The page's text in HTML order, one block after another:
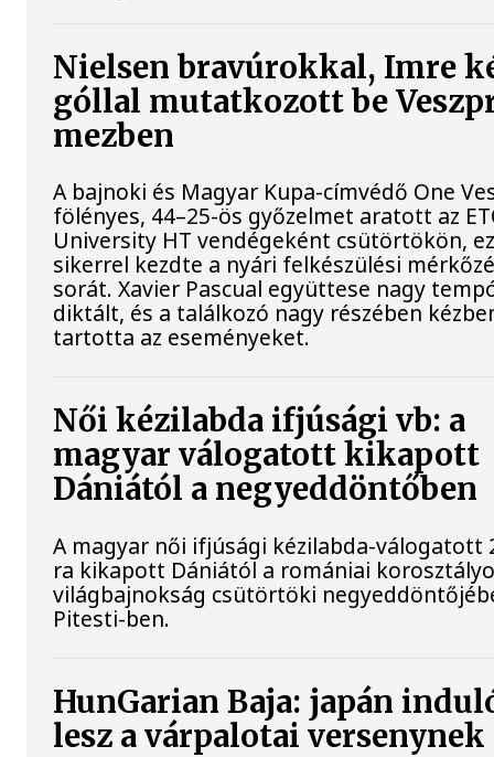
Nielsen bravúrokkal, Imre
góllal mutatkozott be
mezben
A bajnoki és Magyar Kupa-címvédő One
fölényes, 44–25-ös győzelmet aratott az
University HT vendégeként csütörtökön,
sikerrel kezdte a nyári felkészülési
sorát. Xavier Pascual együttese nagy
diktált, és a találkozó nagy részében
tartotta az eseményeket.
Női kézilabda ifjúsági vb: a
magyar válogatott kikapott
Dániától a negyeddöntőben
A magyar női ifjúsági kézilabda-válogatott
ra kikapott Dániától a romániai
világbajnokság csütörtöki
Pitesti-ben.
HunGarian Baja: japán
lesz a várpalotai versenynek